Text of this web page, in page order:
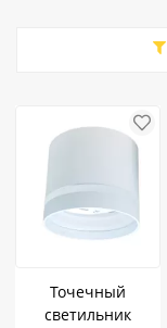
Точечный
светильник